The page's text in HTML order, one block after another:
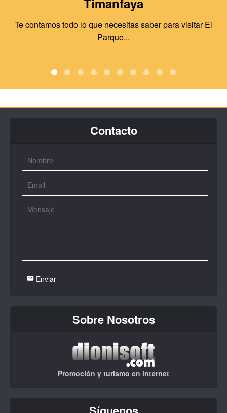
Te contamos todo lo que necesitas saber para visitar El
Parque...
Contacto
Enviar
Sobre Nosotros
Promoción y turismo en internet